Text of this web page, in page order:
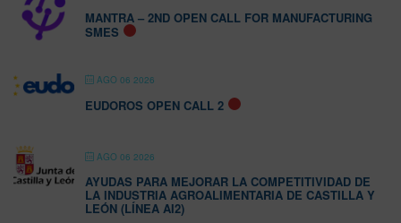
MANTRA – 2ND OPEN CALL FOR MANUFACTURING
SMES
AGO 06 2026
EUDOROS OPEN CALL 2
AGO 06 2026
AYUDAS PARA MEJORAR LA COMPETITIVIDAD DE
LA INDUSTRIA AGROALIMENTARIA DE CASTILLA Y
LEÓN (LÍNEA AI2)